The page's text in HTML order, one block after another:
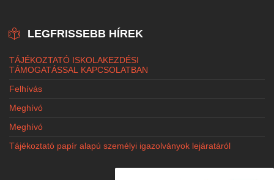
LEGFRISSEBB HÍREK
TÁJÉKOZTATÓ ISKOLAKEZDÉSI
TÁMOGATÁSSAL KAPCSOLATBAN
Felhívás
Meghívó
Meghívó
Tájékoztató papír alapú személyi igazolványok lejáratáról